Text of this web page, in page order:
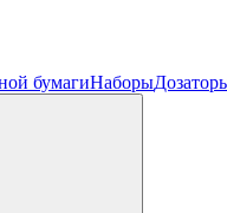
бумагиНаборы